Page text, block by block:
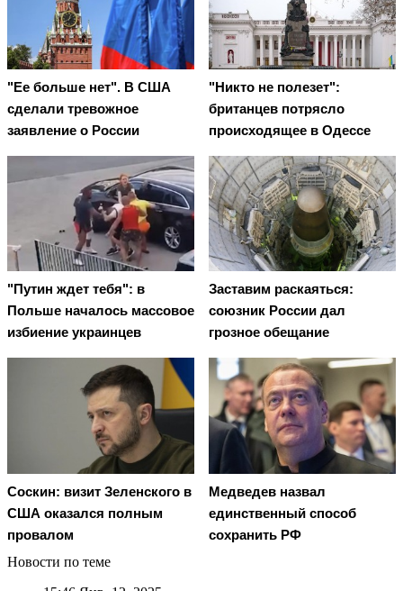
"Ее больше нет". В США
сделали тревожное
заявление о России
"Никто не полезет":
британцев потрясло
происходящее в Одессе
"Путин ждет тебя": в
Польше началось массовое
избиение украинцев
Заставим раскаяться:
союзник России дал
грозное обещание
Соскин: визит Зеленского в
США оказался полным
провалом
Медведев назвал
единственный способ
сохранить РФ
Новости по теме